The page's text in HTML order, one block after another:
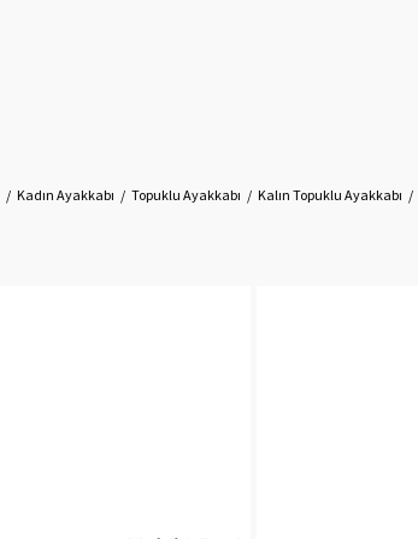
Kadın Ayakkabı Topuklu Ayakkabı Kalın Topuklu Ayakkabı